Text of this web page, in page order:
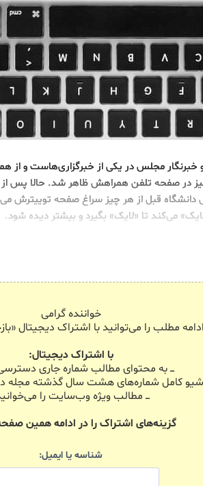
خبرنگار مجلس در یکی از خبرگزاری‌هاست و از
در صفحه تلفن همراهش ظاهر شد. حالا پس
قبل از هر چیز سراغ صفحه توییترش
می‌کند تا «لایک» بگیرد و بیشتر دیده شود.
خواننده گرامی
ادامه مطلب را می‌توانید با اشتراک دیجیتال
با اشتراک دیجیتال:
ـــ به محتوای مطالب شماره جاری
آرشیو کامل شماره‌های هشت سال گذشته مجله
ـــ مطالب ویژه وب‌سایت را
گزینه‌های اشتراک را در ادامه همین
شناسه یا ایمیل: